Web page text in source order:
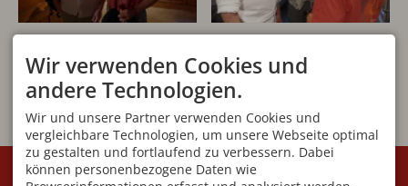
KONTAKT VEREIN
Wir verwenden Cookies und
andere Technologien.
Wir und unsere Partner verwenden Cookies und
vergleichbare Technologien, um unsere Webseite optimal
zu gestalten und fortlaufend zu verbessern. Dabei
können personenbezogene Daten wie